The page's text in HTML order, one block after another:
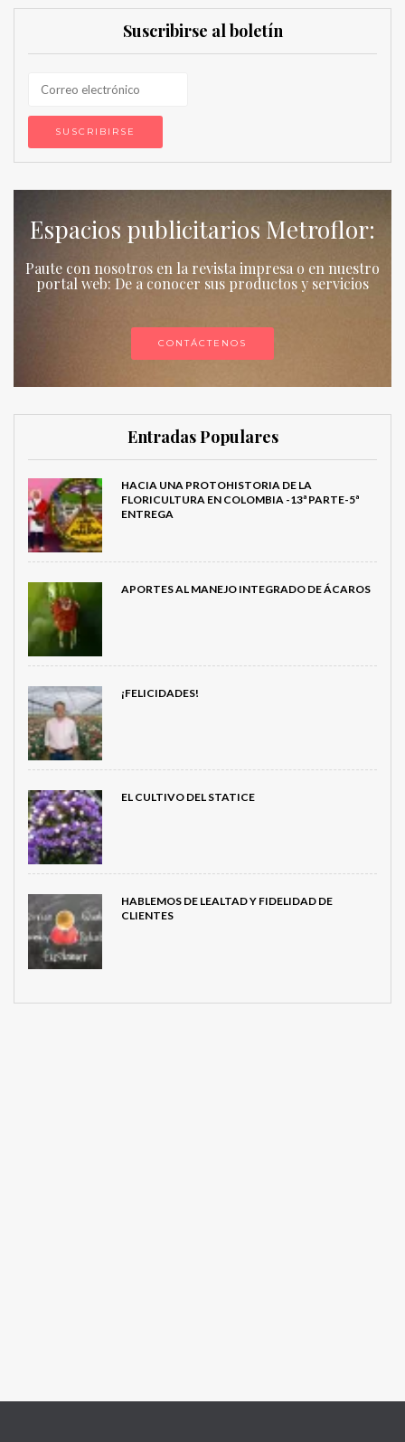
Suscribirse al boletín
Espacios publicitarios Metroflor:
Paute con nosotros en la revista impresa o en nuestro
portal web: De a conocer sus productos y servicios
CONTÁCTENOS
Entradas Populares
HACIA UNA PROTOHISTORIA DE LA
FLORICULTURA EN COLOMBIA -13ª PARTE-5ª
ENTREGA
APORTES AL MANEJO INTEGRADO DE ÁCAROS
¡FELICIDADES!
EL CULTIVO DEL STATICE
HABLEMOS DE LEALTAD Y FIDELIDAD DE
CLIENTES